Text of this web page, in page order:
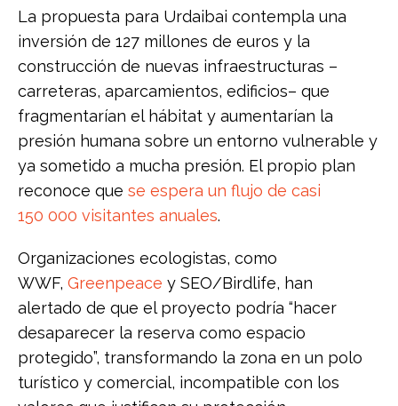
La propuesta para Urdaibai contempla una
inversión de 127 millones de euros y la
construcción de nuevas infraestructuras –
carreteras, aparcamientos, edificios– que
fragmentarían el hábitat y aumentarían la
presión humana sobre un entorno vulnerable y
ya sometido a mucha presión. El propio plan
reconoce que se espera un flujo de casi
150 000 visitantes anuales.
Organizaciones ecologistas, como
WWF, Greenpeace y SEO/Birdlife, han
alertado de que el proyecto podría “hacer
desaparecer la reserva como espacio
protegido”, transformando la zona en un polo
turístico y comercial, incompatible con los